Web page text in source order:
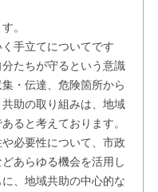
。
手立てについてです
たちが守るという意識
・伝達、危険箇所から
助の取り組みは、地域
ると考えております。
必要性について、市政
あらゆる機会を活用し
、地域共助の中心的な